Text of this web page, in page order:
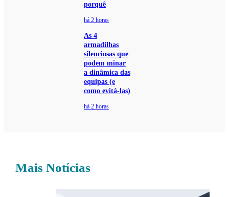
porquê
há 2 horas
As 4
armadilhas
silenciosas que
podem minar
a dinâmica das
equipas (e
como evitá-las)
há 2 horas
Mais Notícias